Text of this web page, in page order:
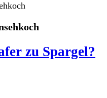
zu Spargel?